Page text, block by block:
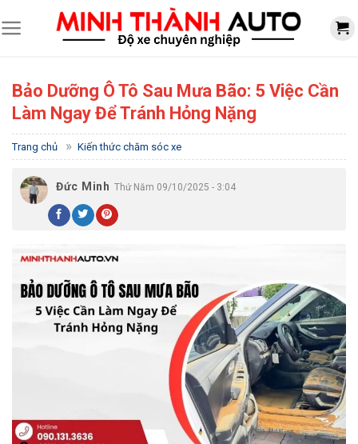
to
Bảo Dưỡng Ô Tô Sau Mưa Bão: 5 Việc Cần
Làm Ngay Để Tránh Hỏng Nặng
Trang chủ » Kiến thức chăm sóc xe
Đức Minh Thứ Năm 09/10/2025 - 3:04